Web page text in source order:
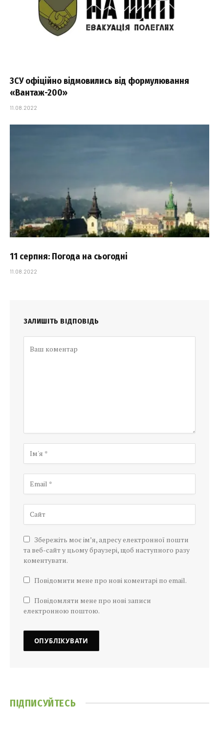
ЗСУ офіційно відмовились від формулювання
«Вантаж-200»
11.08.2022
11 серпня: Погода на сьогодні
11.08.2022
ЗАЛИШІТЬ ВІДПОВІДЬ
Збережіть моє ім’я, адресу електронної пошти
та веб-сайт у цьому браузері, щоб наступного разу
коментувати.
Повідомити мене про нові коментарі по email.
Повідомляти мене про нові записи
електронною поштою.
ПІДПИСУЙТЕСЬ